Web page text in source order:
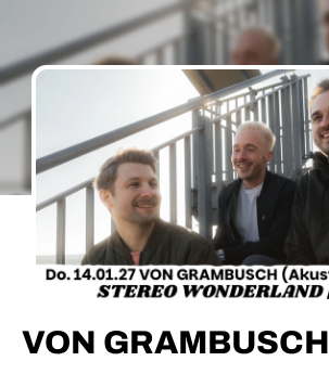
VON GRAMBUSCH